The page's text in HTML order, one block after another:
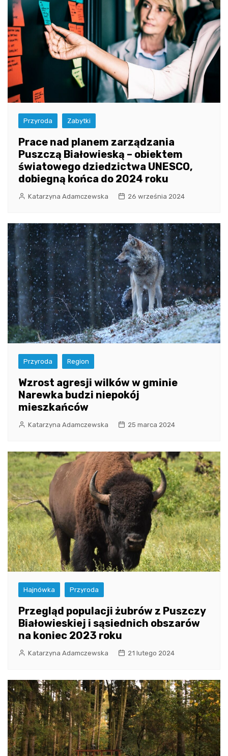
Przyroda Zabytki
Prace nad planem zarządzania
Puszczą Białowieską – obiektem
światowego dziedzictwa UNESCO,
dobiegną końca do 2024 roku
Katarzyna Adamczewska 26 września 2024
Przyroda Region
Wzrost agresji wilków w gminie
Narewka budzi niepokój
mieszkańców
Katarzyna Adamczewska 25 marca 2024
Hajnówka Przyroda
Przegląd populacji żubrów z Puszczy
Białowieskiej i sąsiednich obszarów
na koniec 2023 roku
Katarzyna Adamczewska 21 lutego 2024